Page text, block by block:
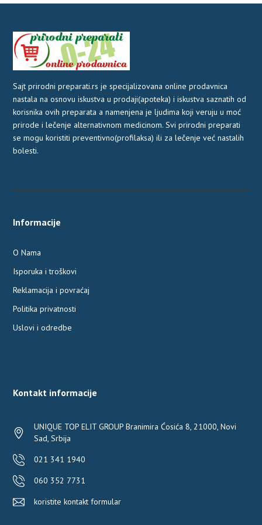
Sajt prirodni preparati.rs je specijalizovana online prodavnica
nastala na osnovu iskustva u prodaji(apoteka) i iskustva saznatih od
korisnika ovih preparata a namenjena je ljudima koji veruju u moć
prirode i lečenje alternativnom medicinom. Svi prirodni preparati
se mogu koristiti preventivno(profilaksa) ili za lečenje već nastalih
bolesti.
Informacije
O Nama
Isporuka i troškovi
Reklamacija i povraćaj
Politika privatnosti
Uslovi i odredbe
Kontakt informacije
UNIQUE TOP ELIT GROUP Branimira Ćosića 8, 21000, Novi
Sad, Srbija
021 341 1940
060 352 7731
koristite kontakt formular